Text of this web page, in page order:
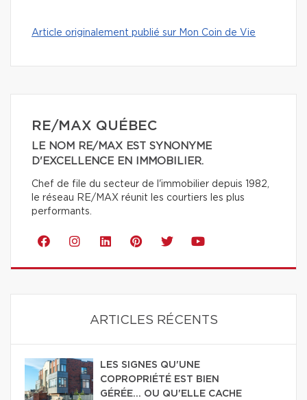
Article originalement publié sur Mon Coin de Vie
RE/MAX QUÉBEC
LE NOM RE/MAX EST SYNONYME
D'EXCELLENCE EN IMMOBILIER.
Chef de file du secteur de l'immobilier depuis 1982,
le réseau RE/MAX réunit les courtiers les plus
performants.
ARTICLES RÉCENTS
LES SIGNES QU'UNE
COPROPRIÉTÉ EST BIEN
GÉRÉE… OU QU'ELLE CACHE